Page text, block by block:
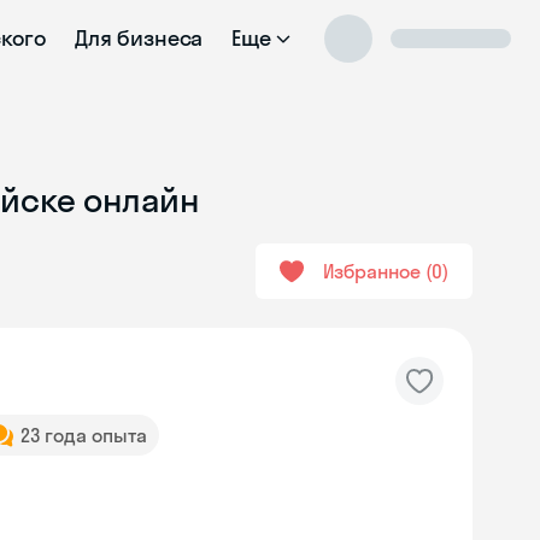
Для бизнеса Еще
онлайн
Избранное 0
23 года опыта